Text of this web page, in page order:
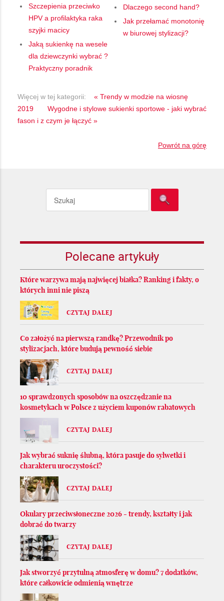
Szczepienia przeciwko
HPV a profilaktyka raka
szyjki macicy
Jaką sukienkę na wesele
dla dziewczynki wybrać ?
Praktyczny poradnik
Dlaczego second hand?
Jak przełamać monotonię
w biurowej stylizacji?
Więcej w tej kategorii:
« Trendy w modzie na wiosnę
2019
Wygodne i stylowe sukienki sportowe - jaki wybrać
fason i z czym je łączyć »
Powrót na górę
Polecane artykuły
Które warzywa mają najwięcej białka? Ranking i fakty, o
których inni nie piszą
CZYTAJ DALEJ
Co założyć na pierwszą randkę? Przewodnik po
stylizacjach, które budują pewność siebie
CZYTAJ DALEJ
10 sprawdzonych sposobów na oszczędzanie na
kosmetykach w Polsce z użyciem kuponów rabatowych
CZYTAJ DALEJ
Jak wybrać suknię ślubną, która pasuje do sylwetki i
charakteru uroczystości?
CZYTAJ DALEJ
Okulary przeciwsłoneczne 2026 - trendy, kształty i jak
dobrać do twarzy
CZYTAJ DALEJ
Jak stworzyć przytulną atmosferę w domu? 7 dodatków,
które całkowicie odmienią wnętrze